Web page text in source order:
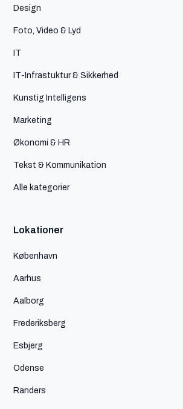
Design
Foto, Video & Lyd
IT
IT-Infrastuktur & Sikkerhed
Kunstig Intelligens
Marketing
Økonomi & HR
Tekst & Kommunikation
Alle kategorier
Lokationer
København
Aarhus
Aalborg
Frederiksberg
Esbjerg
Odense
Randers